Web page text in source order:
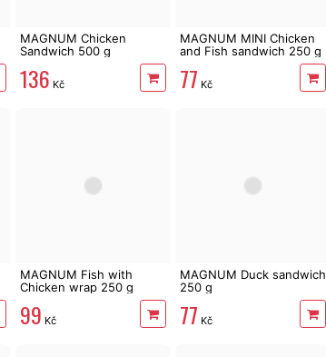
MAGNUM Chicken
Sandwich 500 g
136 Kč
MAGNUM MINI Chicken
and Fish sandwich 250 g
77 Kč
MAGNUM Fish with
Chicken wrap 250 g
99 Kč
MAGNUM Duck sandwich
250 g
77 Kč